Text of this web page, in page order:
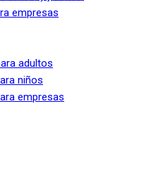
empresas
adultos
niños
empresas